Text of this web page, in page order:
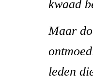
kwaad
Maar
leden